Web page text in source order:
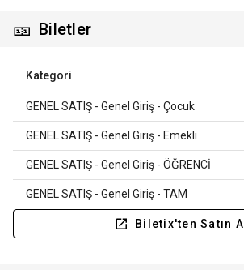
🎫 Biletler
Kategori
GENEL SATIŞ - Genel Giriş - Çocuk
GENEL SATIŞ - Genel Giriş - Emekli
GENEL SATIŞ - Genel Giriş - ÖĞRENCİ
GENEL SATIŞ - Genel Giriş - TAM
Biletix'ten Satın Al